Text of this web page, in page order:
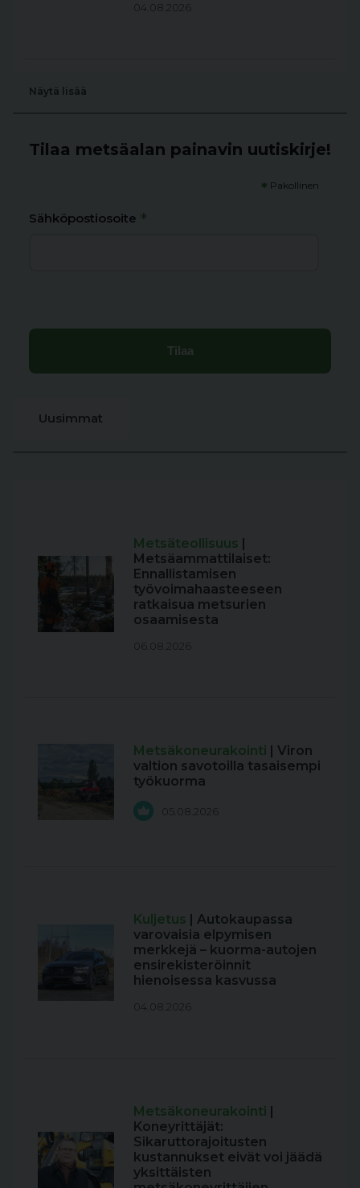
04.08.2026
Näytä lisää
Tilaa metsäalan painavin uutiskirje!
* Pakollinen
Sähköpostiosoite *
Uusimmat
Metsäteollisuus
Metsäammattilaiset:
Ennallistamisen
työvoimahaasteeseen
ratkaisua metsurien
osaamisesta
06.08.2026
Metsäkoneurakointi
| Viron
valtion savotoilla tasaisempi
työkuorma
05.08.2026
Kuljetus
| Autokaupassa
varovaisia elpymisen
merkkejä – kuorma-autojen
ensirekisteröinnit
hienoisessa kasvussa
04.08.2026
Metsäkoneurakointi
Koneyrittäjät:
Sikaruttorajoitusten
kustannukset eivät voi jäädä
yksittäisten